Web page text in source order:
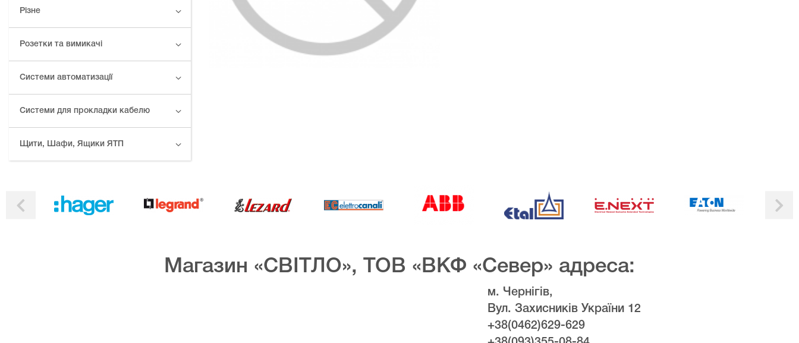
Різне
Розетки та вимикачі
Системи автоматизації
Системи для прокладки кабелю
Щити, Шафи, Ящики ЯТП
Магазин «СВІТЛО», ТОВ «ВКФ «Север» адреса:
м. Чернігів,
Вул. Захисників України 12
+38(0462)629-629